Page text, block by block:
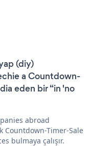
(diy)
a Countdown-
eden bir “in 'no
abroad
Countdown-Timer-Sale
bulmaya çalışır.